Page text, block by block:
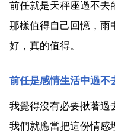
前任就是天秤座過不去
那樣值得自己回憶，雨
好，真的值得。
前任是感情生活中過不
我覺得沒有必要揪著過
我們就應當把這份情感